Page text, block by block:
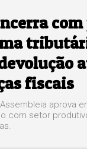
fiscais
aprova
com setor